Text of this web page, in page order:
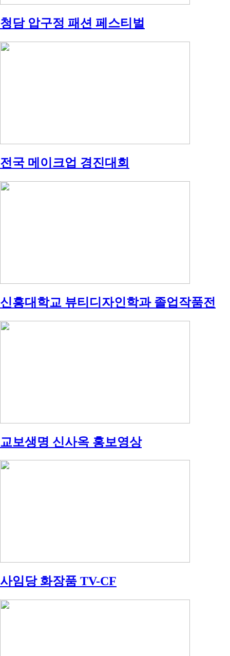
청담 압구정 패션 페스티벌
전국 메이크업 경진대회
신흥대학교 뷰티디자인학과 졸업작품전
교보생명 신사옥 홍보영상
사임당 화장품 TV-CF